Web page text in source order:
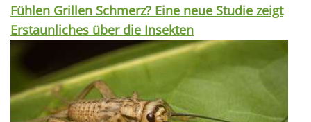
Fühlen Grillen Schmerz? Eine neue Studie zeigt
Erstaunliches über die Insekten